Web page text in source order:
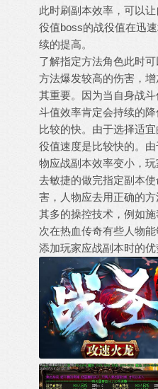
此时刷副本效率，可以
役值boss的战役值在迅
续的提高。
了解指定方法角色此时
方法爆发较高的伤害，
其重要。因为当自身战
斗值效率肯定会持续的
比较的快。由于选择适
役值速度是比较快的。
物应战副本效率变小，
去敏捷的做完指定副本
害，人物应去用正确的
其多的操控技术，例如
次在热血传奇有些人物
添加玩家应战副本时的优